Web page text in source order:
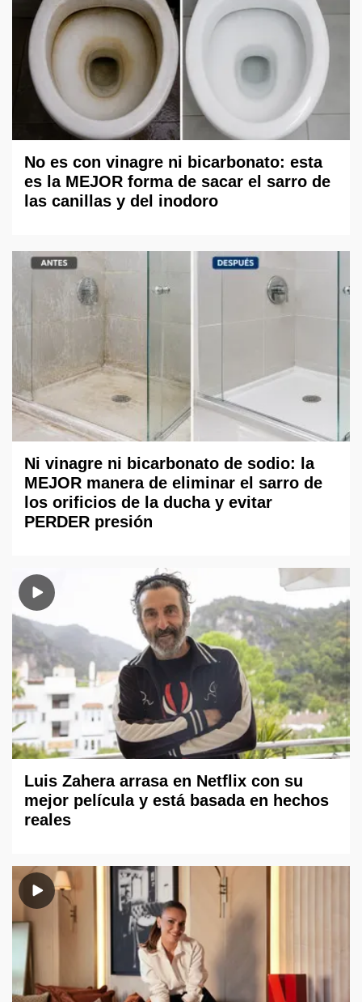
No es con vinagre ni bicarbonato: esta
es la MEJOR forma de sacar el sarro de
las canillas y del inodoro
Ni vinagre ni bicarbonato de sodio: la
MEJOR manera de eliminar el sarro de
los orificios de la ducha y evitar
PERDER presión
Luis Zahera arrasa en Netflix con su
mejor película y está basada en hechos
reales